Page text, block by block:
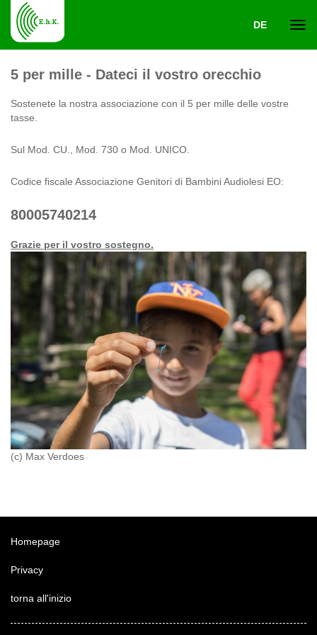
DE
5 per mille - Dateci il vostro orecchio
Sostenete la nostra associazione con il 5 per mille delle vostre
tasse.
Sul Mod. CU., Mod. 730 o Mod. UNICO.
Codice fiscale Associazione Genitori di Bambini Audiolesi EO:
80005740214
Grazie per il vostro sostegno.
(c) Max Verdoes
Homepage
Privacy
torna all'inizio